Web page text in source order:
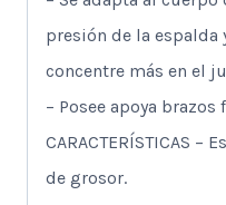
presión de la
concentre más en el
– Posee apoya
CARACTERÍSTICAS –
de grosor.